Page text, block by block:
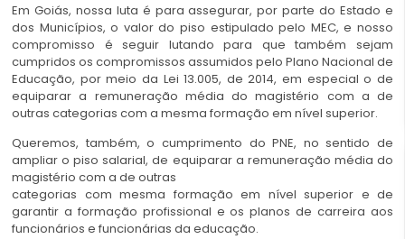
Em Goiás, nossa luta é para assegurar, por parte do Estado e
dos Municípios, o valor do piso estipulado pelo MEC, e nosso
compromisso é seguir lutando para que também sejam
cumpridos os compromissos assumidos pelo Plano Nacional de
Educação, por meio da Lei 13.005, de 2014, em especial o de
equiparar a remuneração média do magistério com a de
outras categorias com a mesma formação em nível superior.
Queremos, também, o cumprimento do PNE, no sentido de
ampliar o pisosalarial, de equiparar a remuneração média do
magistério com a de outras
categorias com mesma formação em nível superior e de
garantir a formação profissional e os planos de carreira aos
funcionários e funcionárias da educação.